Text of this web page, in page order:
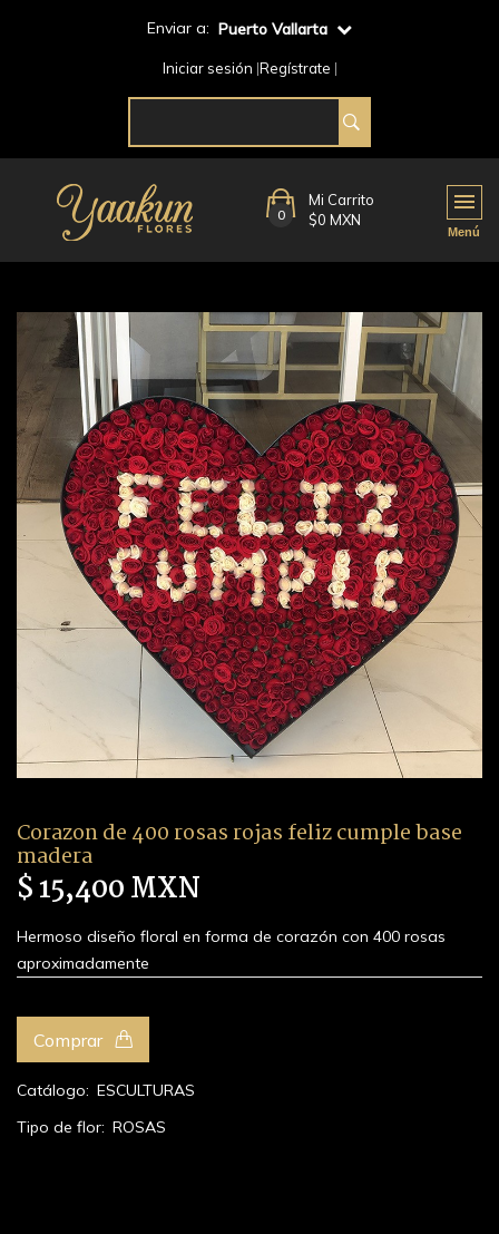
Enviar a: Puerto Vallarta
Iniciar sesión Regístrate
0
Mi Carrito
$0 MXN
Corazon de 400 rosas rojas feliz cumple base
madera
$ 15,400 MXN
Hermoso diseño floral en forma de corazón con 400 rosas
aproximadamente
Comprar
Catálogo: ESCULTURAS
Tipo de flor: ROSAS